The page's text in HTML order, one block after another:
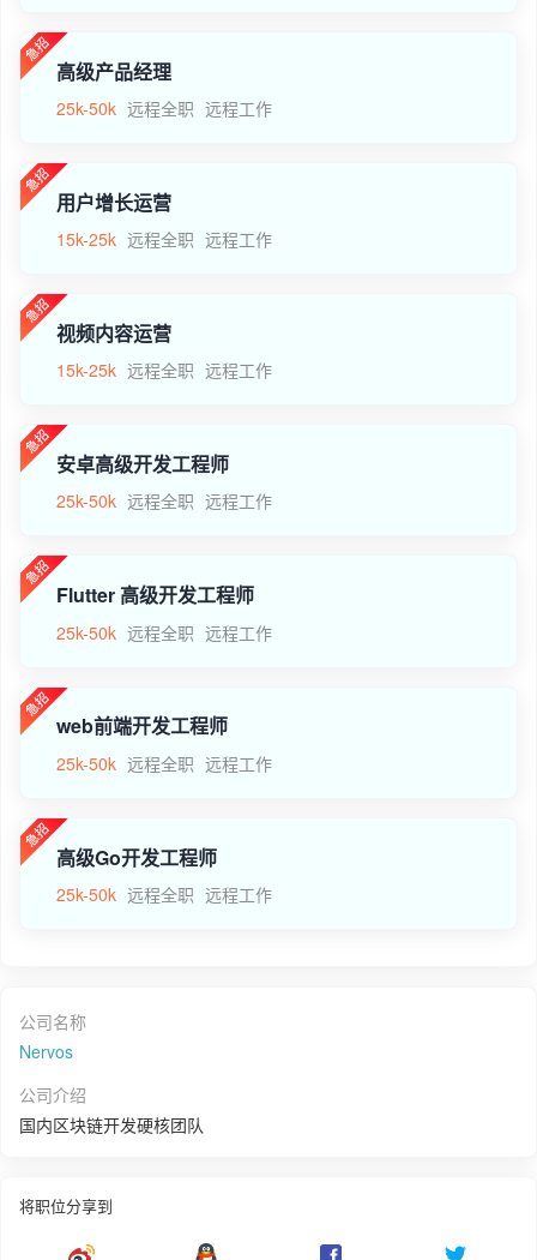
高级产品经理
25k-50k 远程全职 远程工作
用户增长运营
15k-25k 远程全职 远程工作
视频内容运营
15k-25k 远程全职 远程工作
安卓高级开发工程师
25k-50k 远程全职 远程工作
Flutter 高级开发工程师
25k-50k 远程全职 远程工作
web前端开发工程师
25k-50k 远程全职 远程工作
高级Go开发工程师
25k-50k 远程全职 远程工作
公司名称
Nervos
公司介绍
国内区块链开发硬核团队
将职位分享到